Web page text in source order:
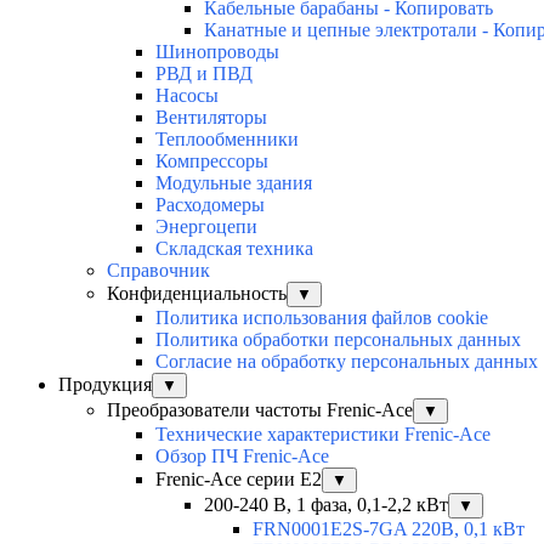
Кабельные барабаны - Копировать
Канатные и цепные электротали -
Шинопроводы
РВД и ПВД
Насосы
Вентиляторы
Теплообменники
Компрессоры
Модульные здания
Расходомеры
Энергоцепи
Складская техника
Справочник
Конфиденциальность
▼
Политика использования файлов cookie
Политика обработки персональных данных
Согласие на обработку персональных данных
Продукция
▼
Преобразователи частоты Frenic-Ace ▼
Технические характеристики Frenic-Ace
Обзор ПЧ Frenic-Ace
Frenic-Ace серии E2
▼
200-240 В, 1 фаза, 0,1-2,2 кВт ▼
FRN0001E2S-7GA 220В, 0,1 кВт